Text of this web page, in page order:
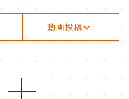
動画投稿